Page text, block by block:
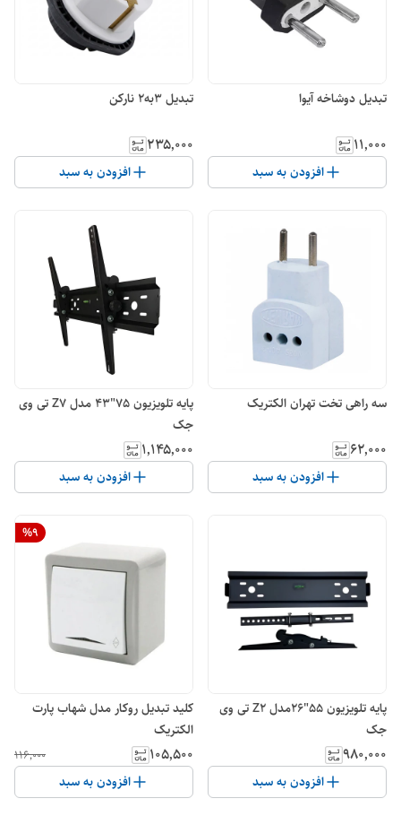
تبدیل دوشاخه آیوا
۱۱٬۰۰۰
افزودن به سبد
تبدیل 3به2 نارکن
۲۳۵٬۰۰۰
افزودن به سبد
سه راهی تخت تهران الکتریک
۶۲٬۰۰۰
افزودن به سبد
پایه تلویزیون 75"43 مدل Z7 تی وی
جک
۱٬۱۴۵٬۰۰۰
افزودن به سبد
پایه تلویزیون 55"26مدل Z2 تی وی
جک
۹۸۰٬۰۰۰
افزودن به سبد
%9
کلید تبدیل روکار مدل شهاب پارت
الکتریک
۱۰۵٬۵۰۰ ۱۱۶٬۰۰۰
افزودن به سبد